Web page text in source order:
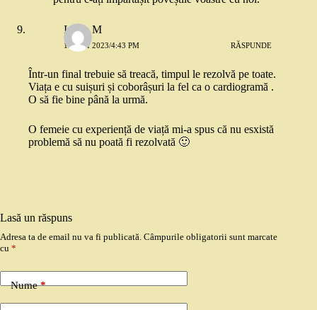
Iulian M
19 MAI 2023/4:43 PM RĂSPUNDE
Într-un final trebuie să treacă, timpul le rezolvă pe toate.
Viața e cu suișuri și coborâșuri la fel ca o cardiogramă .
O să fie bine până la urmă.
O femeie cu experiență de viață mi-a spus că nu esxistă
problemă să nu poată fi rezolvată 🙂
Lasă un răspuns
Adresa ta de email nu va fi publicată. Câmpurile obligatorii sunt marcate
cu *
Nume*